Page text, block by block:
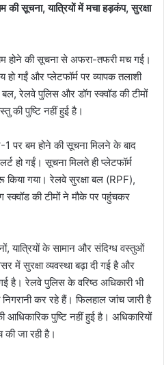
सूचना, यात्रियों में मचा हड़कंप, सुरक्षा
की सूचना से अफरा-तफरी मच गई।
हो गईं और प्लेटफॉर्म पर व्यापक तलाशी
रेलवे पुलिस और डॉग स्क्वॉड की टीमों
की पुष्टि नहीं हुई है।
पर बम होने की सूचना मिलने के बाद
हो गईं। सूचना मिलते ही प्लेटफॉर्म
गया। रेलवे सुरक्षा बल (RPF),
की टीमों ने मौके पर पहुंचकर
यात्रियों के सामान और संदिग्ध वस्तुओं
में सुरक्षा व्यवस्था बढ़ा दी गई है और
है। रेलवे पुलिस के वरिष्ठ अधिकारी भी
कर रहे हैं। फिलहाल जांच जारी है
आधिकारिक पुष्टि नहीं हुई है। अधिकारियों
की जा रही है।